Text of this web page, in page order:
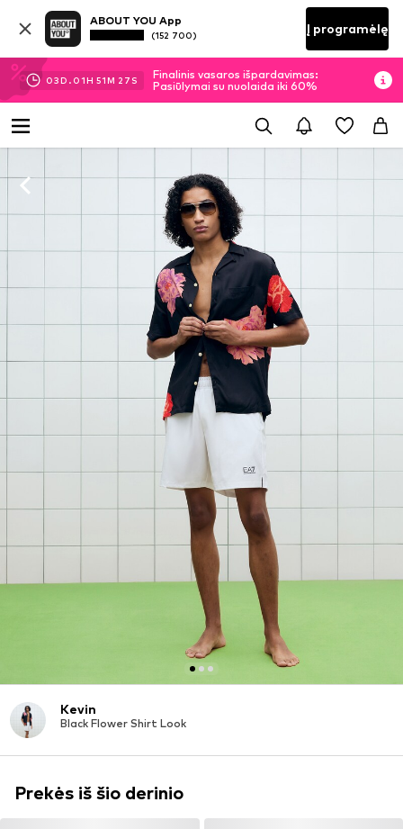
ABOUT YOU App
(152 700) Į programėlę
03D. 01H 51M 27 S
Finalinis vasaros išpardavimas:
Pasiūlymai su nuolaida iki 60%
Kevin
Black Flower Shirt Look
Prekės iš šio derinio